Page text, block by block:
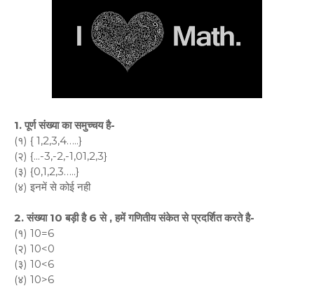
1. पूर्ण संख्या का समुच्चय है-
(१) { 1,2,3,4…..}
(२) {...-3,-2,-1,01,2,3}
(३) {0,1,2,3…..}
(४) इनमें से कोई नही
2. संख्या 10 बड़ी है 6 से , हमें गणितीय संकेत से प्रदर्शित करते है-
(१) 10=6
(२) 10<0
(३) 10<6
(४) 10>6